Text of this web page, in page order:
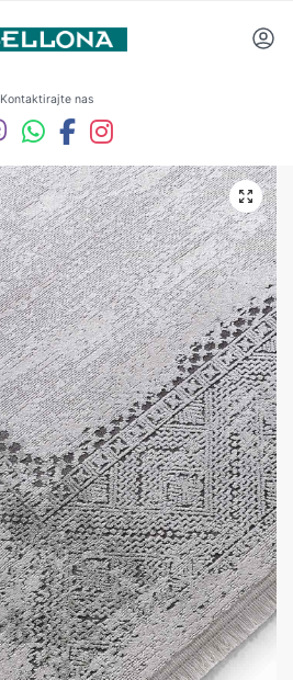
Kontaktirajte nas